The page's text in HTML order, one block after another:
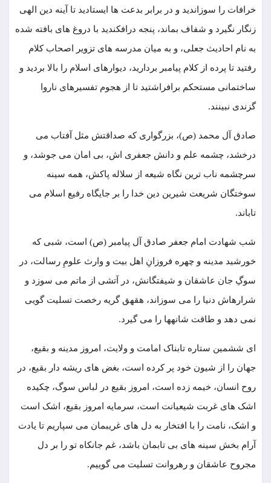
خرافات را سوزاندید و در برابر بدعت ‏ها ایستادید تا آینه دین الهی
زنگار نگیرد و شفاف بماند، پنجه درافکندید با دروغ‏ های بافته شده
به نام احادیث جعلی، و به میان مدرسه ‏های تزویر اصحاب کلام
رفتید تا پرده از کلام پیامبر بردارید، دیوارهای اسلام را بالا بردید و
ساختمانی مستحکم برافراشتید تا از هجوم تفسیرهای ناروا
گزندی نبینند.
صادق آل محمد (ص)، بزرگواری که صداقتش مثل آفتاب می
‌درخشد، چشمه علم و دانش جعفری اش، بی ‌امان می جوشد، و
سرچشمه ناب ‏ترین نگاه شیعه از سلاله پاکش، همه سینه
سوختگان شریعت شیرین دین خدا را بر جایگاه رفیع اسلام می
تاباند.
شب شهادت امام جعفر صادق آل ‌پیامبر (ص) است، شبی که
خورشید مدینه و چهره فروزانِ اهل بیت و وارث علومِ رسالت، در
سوگِ جان عاشقان و شیفتگانش، در آتشی از ماتم می‏ سوزد و
شراره‏اش دنیا را می‏ سوزاند، هق‏هق گریه رخصت تسلیت ‏گویی
نمی‏ دهد و طاقت شانه‏ها را می ‏گیرد.
اى ششمین ستاره تابناک امامت و ولایت، امروز مدینه و بقیع،
جهان را از شیون خود پر کرده است، بغض ‏های ریشه ‏دار بقیع، در
روح انسان، خیمه زده است، امروز بقیع در لباس سوگ، چکیده
اشک‏ های غربت شیعیانت است، سرمایه امروز بقیع، اشک است
و اشک، نامت را با افتخار به دل ‏هاى غریبمان مى ‏سپاریم تا یادت
آرام بخش سینه ‏هاى بى ‏تابمان باشد، غم جانکاه تو را بر دل
مجروح عاشقان و رهروانت تسلیت می‏ گوییم.